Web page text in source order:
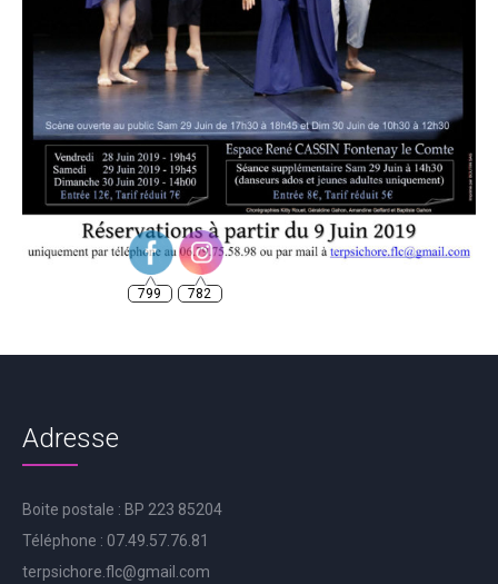
Adresse
Boite postale : BP 223 85204
Téléphone : 07.49.57.76.81
terpsichore.flc@gmail.com
799 782